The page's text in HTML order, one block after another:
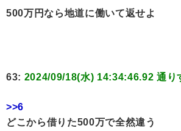
500万円なら地道に働いて返せよ
63: 2024/09/18(水) 14:34:46.92 通り
>>6
どこから借りた500万で全然違う